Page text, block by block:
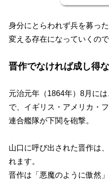
身分にとらわれず兵を募っ
変える存在になっていくので
晋作でなければ成し得
元治元年（1864年）8月に
で、イギリス・アメリカ・
連合艦隊が下関を砲撃。
山口に呼び出された晋作は
れます。
晋作は 「悪魔のように傲然